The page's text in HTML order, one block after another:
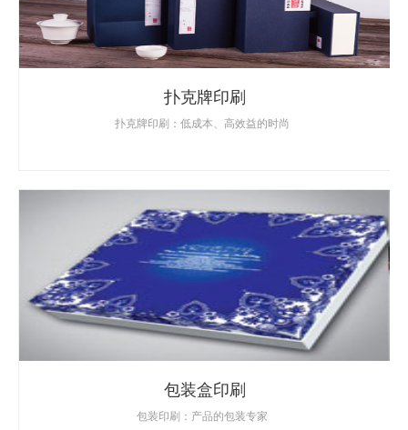
扑克牌印刷
扑克牌印刷：低成本、高效益的时尚
包装盒印刷
包装印刷：产品的包装专家